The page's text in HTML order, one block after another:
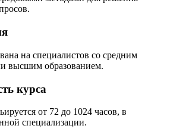
на специалистов со средним
высшим образованием.
курса
от 72 до 1024 часов, в
специализации.